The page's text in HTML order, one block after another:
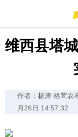
维西县塔
作者：杨涛 格茸农
月26日 14:57:32